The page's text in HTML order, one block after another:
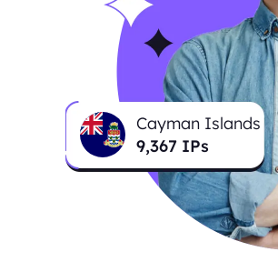
Cayman Islands
9,367 IPs